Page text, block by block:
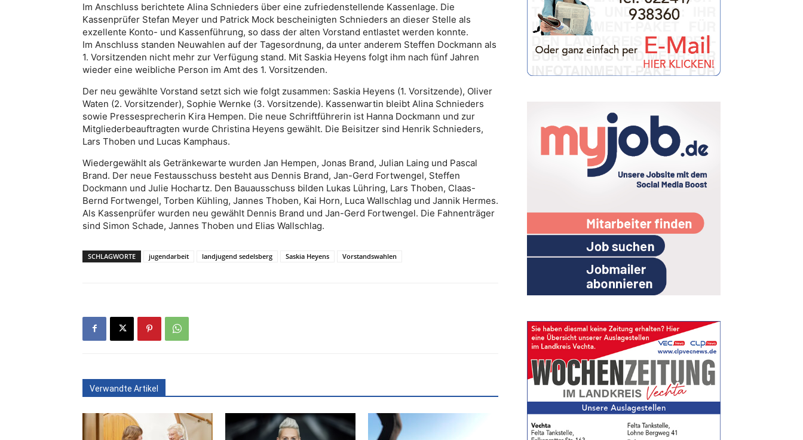
Im Anschluss berichtete Alina Schnieders über eine zufriedenstellende Kassenlage. Die
Kassenprüfer Stefan Meyer und Patrick Mock bescheinigten Schnieders an dieser Stelle als
exzellente Konto- und Kassenführung, so dass der alten Vorstand entlastet werden konnte.
Im Anschluss standen Neuwahlen auf der Tagesordnung, da unter anderem Steffen Dockmann als
1. Vorsitzenden nicht mehr zur Verfügung stand. Mit Saskia Heyens folgt ihm nach fünf Jahren
wieder eine weibliche Person im Amt des 1. Vorsitzenden.
Der neu gewählte Vorstand setzt sich wie folgt zusammen: Saskia Heyens (1. Vorsitzende), Oliver
Waten (2. Vorsitzender), Sophie Wernke (3. Vorsitzende). Kassenwartin bleibt Alina Schnieders
sowie Pressesprecherin Kira Hempen. Die neue Schriftführerin ist Hanna Dockmann und zur
Mitgliederbeauftragten wurde Christina Heyens gewählt. Die Beisitzer sind Henrik Schnieders,
Lars Thoben und Lucas Kamphaus.
Wiedergewählt als Getränkewarte wurden Jan Hempen, Jonas Brand, Julian Laing und Pascal
Brand. Der neue Festausschuss besteht aus Dennis Brand, Jan-Gerd Fortwengel, Steffen
Dockmann und Julie Hochartz. Den Bauausschuss bilden Lukas Lühring, Lars Thoben, Claas-
Bernd Fortwengel, Torben Kühling, Jannes Thoben, Kai Horn, Luca Wallschlag und Jannik Hermes.
Als Kassenprüfer wurden neu gewählt Dennis Brand und Jan-Gerd Fortwengel. Die Fahnenträger
sind Simon Schade, Jannes Thoben und Elias Wallschlag.
SCHLAGWORTE jugendarbeit landjugend sedelsberg Saskia Heyens Vorstandswahlen
Verwandte Artikel